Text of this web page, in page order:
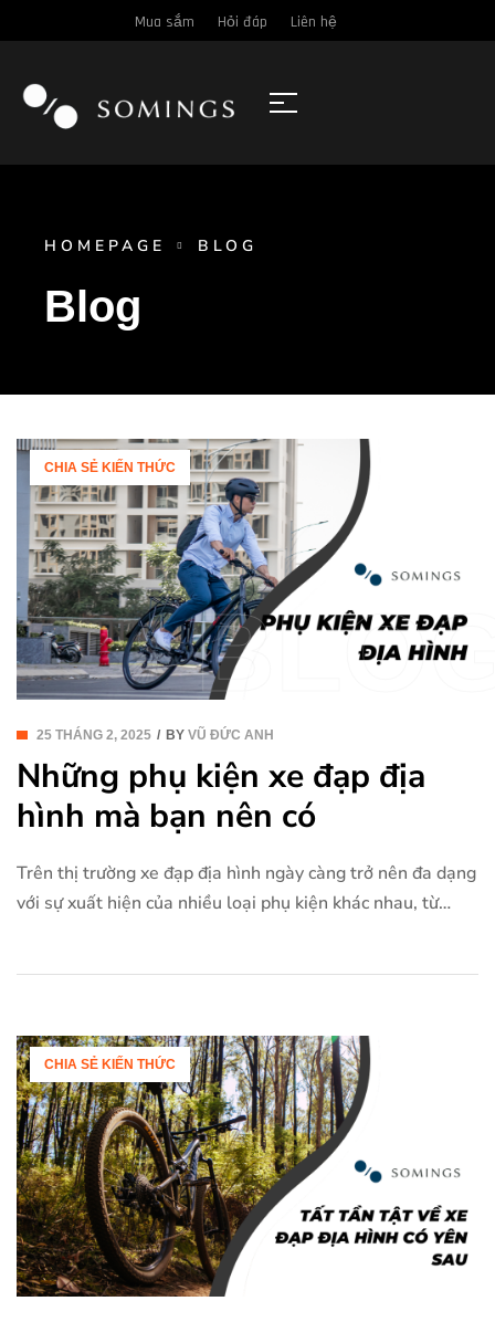
Mua sắm Hỏi đáp Liên hệ
HOMEPAGE BLOG
Blog
CHIA SẺ KIẾN THỨC
25 THÁNG 2, 2025 BY VŨ ĐỨC ANH
Những phụ kiện xe đạp địa
hình mà bạn nên có
Trên thị trường xe đạp địa hình ngày càng trở nên đa dạng
với sự xuất hiện của nhiều loại phụ kiện khác nhau, từ
CHIA SẺ KIẾN THỨC